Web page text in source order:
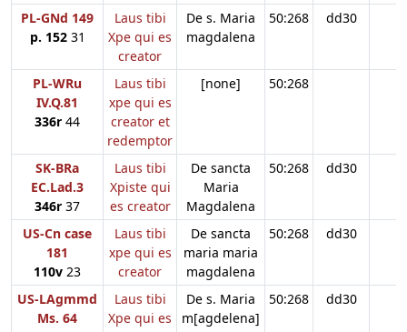
PL-GNd 149
p. 15231
Laus tibi
Xpe qui es
creator
De s. Maria
magdalena
50:268 dd30
PL-WRu
IV.Q.81
336r 44
Laus tibi
xpe qui es
creator et
redemptor
[none] 50:268
SK-BRa
EC.Lad.3
346r 37
Laus tibi
Xpiste qui
es creator
De sancta
Maria
Magdalena
50:268 dd30
US-Cn case
181
110v 23
Laus tibi
xpe qui es
creator
De sancta
maria maria
magdalena
50:268 dd30
US-LAgmmd
Ms. 64
Laus tibi
Xpe qui es
De s. Maria
m[agdelena]
50:268 dd30